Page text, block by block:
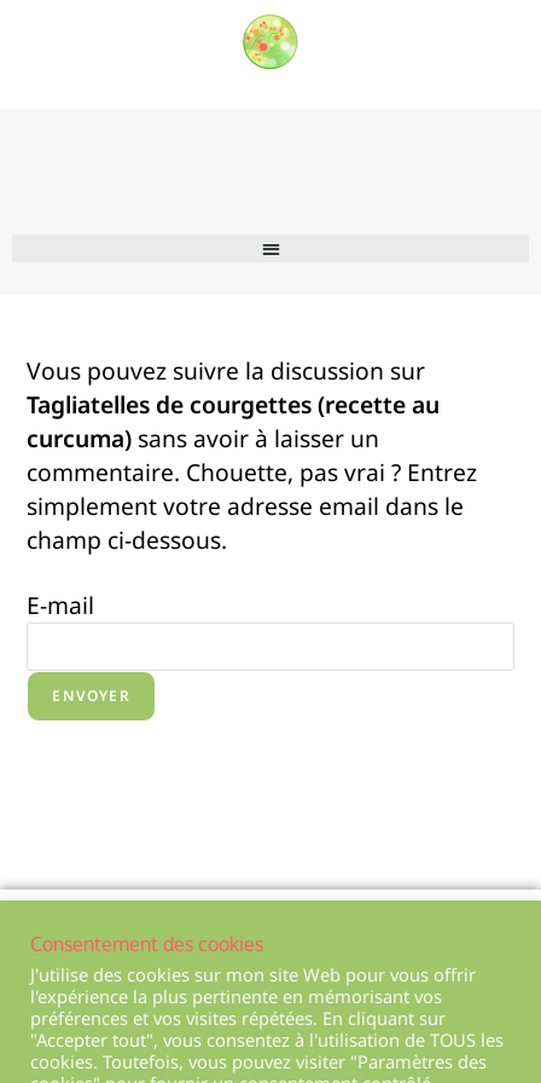
Vous pouvez suivre la discussion sur
Tagliatelles de courgettes (recette au
curcuma) sans avoir à laisser un
commentaire. Chouette, pas vrai ? Entrez
simplement votre adresse email dans le
champ ci-dessous.
E-mail
Mentions légales
Conditions générales de ventes
Plan du site
Consentement des cookies
J'utilise des cookies sur mon site Web pour vous offrir
l'expérience la plus pertinente en mémorisant vos
préférences et vos visites répétées. En cliquant sur
"Accepter tout", vous consentez à l'utilisation de TOUS les
cookies. Toutefois, vous pouvez visiter "Paramètres des